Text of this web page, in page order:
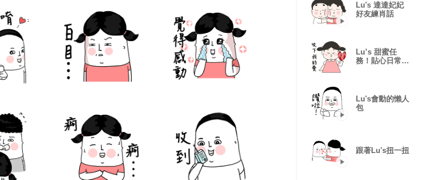
Lu's 達達妃妃
好友練肖話
Lu’s 甜蜜任
務！貼心日常貼
Lu's會動的懶人
包
跟著Lu's扭一扭